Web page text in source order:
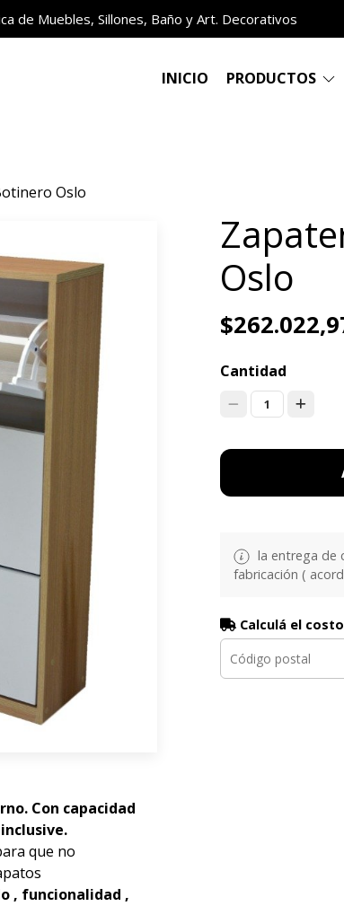
de Muebles, Sillones, Baño y Art. Decorativos
INICIO PRODUCTOS
Oslo
Con capacidad
que no
, funcionalidad ,
Oslo
Cantidad
1
la entrega de
fabricación (
Calculá el